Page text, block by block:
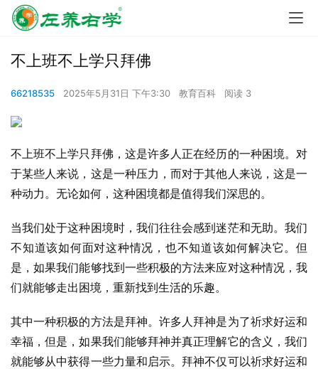
不上班不上学只拜佛
66218535 2025年5月31日 下午3:30 教育百科 阅读 3
不上班不上学只拜佛，这是许多人正在经历的一种困境。对
于某些人来说，这是一种压力，而对于其他人来说，这是一
种动力。无论如何，这种困境都是值得我们深思的。
当我们处于这种困境时，我们往往会感到迷茫和无助。我们
不知道该如何面对这种情况，也不知道该如何解决它。但
是，如果我们能够找到一些积极的方法来应对这种情况，我
们就能够走出困境，重新找到生活的乐趣。
其中一种积极的方法是拜神。许多人拜神是为了祈求好运和
幸福，但是，如果我们能够拜神并真正理解它的含义，我们
就能够从中获得一些力量和启示。拜神不仅可以祈求好运和